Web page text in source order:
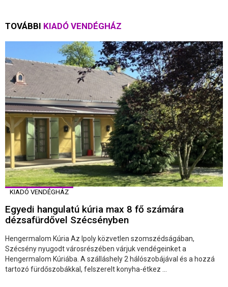
TOVÁBBI KIADÓ VENDÉGHÁZ
KIADÓ VENDÉGHÁZ
Egyedi hangulatú kúria max 8 fő számára
dézsafürdővel Szécsényben
Hengermalom Kúria Az Ipoly közvetlen szomszédságában,
Szécsény nyugodt városrészében várjuk vendégeinket a
Hengermalom Kúriába. A szálláshely 2 hálószobájával és a hozzá
tartozó fürdőszobákkal, felszerelt konyha-étkez ...